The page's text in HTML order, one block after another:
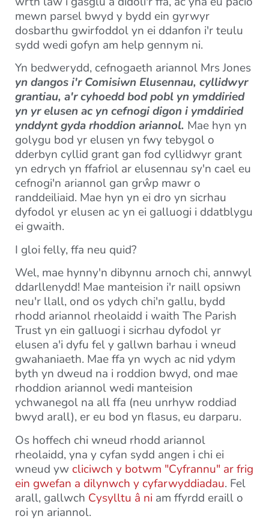
mewn parsel bwyd y bydd ein gyrwyr
dosbarthu gwirfoddol yn ei ddanfon i'r teulu
sydd wedi gofyn am help gennym ni.
Yn bedwerydd, cefnogaeth ariannol Mrs Jones
yn dangos i'r Comisiwn Elusennau, cyllidwyr
grantiau, a'r cyhoedd bod pobl yn ymddiried
yn yr elusen ac yn cefnogi digon i ymddiried
ynddynt gyda rhoddion ariannol. Mae hyn yn
golygu bod yr elusen yn fwy tebygol o
dderbyn cyllid grant gan fod cyllidwyr grant
yn edrych yn ffafriol ar elusennau sy'n cael eu
cefnogi'n ariannol gan grŵp mawr o
randdeiliaid. Mae hyn yn ei dro yn sicrhau
dyfodol yr elusen ac yn ei galluogi i ddatblygu
ei gwaith.
I gloi felly, ffa neu quid?
Wel, mae hynny'n dibynnu arnoch chi, annwyl
ddarllenydd! Mae manteision i'r naill opsiwn
neu'r llall, ond os ydych chi'n gallu, bydd
rhodd ariannol rheolaidd i waith The Parish
Trust yn ein galluogi i sicrhau dyfodol yr
elusen a'i dyfu fel y gallwn barhau i wneud
gwahaniaeth. Mae ffa yn wych ac nid ydym
byth yn dweud na i roddion bwyd, ond mae
rhoddion ariannol wedi manteision
ychwanegol na all ffa (neu unrhyw roddiad
bwyd arall), er eu bod yn flasus, eu darparu.
Os hoffech chi wneud rhodd ariannol
rheolaidd, yna y cyfan sydd angen i chi ei
wneud yw cliciwch y botwm "Cyfrannu" ar frig
ein gwefan a dilynwch y cyfarwyddiadau. Fel
arall, gallwch Cysylltu â ni am ffyrdd eraill o
roi yn ariannol.